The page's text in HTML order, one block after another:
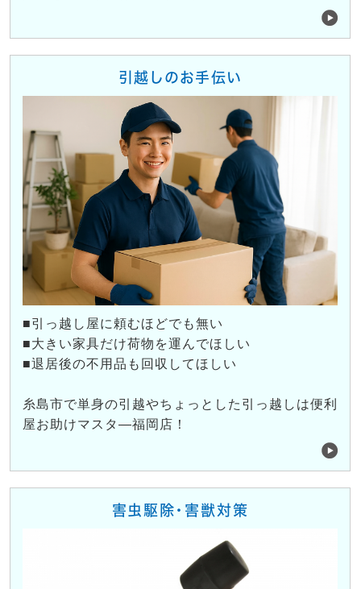
引越しのお手伝い
■引っ越し屋に頼むほどでも無い
■大きい家具だけ荷物を運んでほしい
■退居後の不用品も回収してほしい
糸島市で単身の引越やちょっとした引っ越しは便利
屋お助けマスタ―福岡店！
害虫駆除・害獣対策